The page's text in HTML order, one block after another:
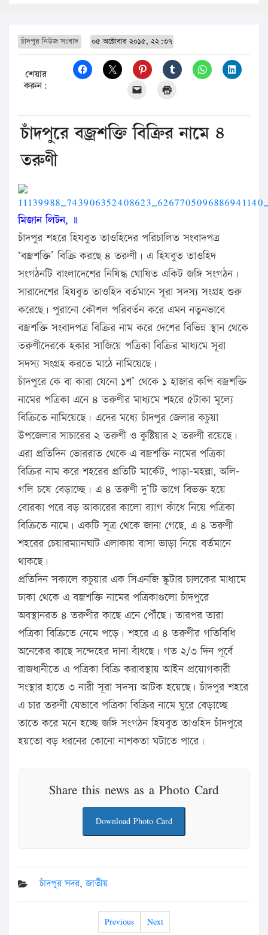
চাঁদপুর নিউজ সংবাদ ০৫ অক্টোবার ২০১৫, ২২:৩৭
শেয়ার
করুন:
চাঁদপুরে বজ্রশক্তি বিক্রির নামে ৪
তরুণী
মিজান লিটন, ॥
চাঁদপুর শহরে হিযবুত তাওহিদের পরিচালিত সংবাদপত্র
‘বজ্রশক্তি’ বিক্রি করছে ৪ তরুণী। এ হিযবুত তাওহিদ
সংগঠনটি বাংলাদেশের নিষিদ্ধ ঘোষিত একিট জঙ্গি সংগঠন।
সারাদেশের হিযবুত তাওহিদ বর্তমানে সূরা সদস্য সংগ্রহ শুরু
করেছে। পুরানো কৌশল পরিবর্তন করে এমন নতুনভাবে
বজ্রশক্তি সংবাদপত্র বিক্রির নাম করে দেশের বিভিন্ন স্থান থেকে
তরুণীদেরকে হকার সাজিয়ে পত্রিকা বিক্রির মাধ্যমে সূরা
সদস্য সংগ্রহ করতে মাঠে নামিয়েছে।
চাঁদপুরে কে বা কারা যেনো ১শ’ থেকে ১ হাজার কপি বজ্রশক্তি
নামের পত্রিকা এনে ৪ তরুণীর মাধ্যমে শহরে ৫টাকা মূল্যে
বিক্রিতে নামিয়েছে। এদের মধ্যে চাঁদপুর জেলার কচুয়া
উপজেলার সাচারের ২ তরুণী ও কুষ্টিয়ার ২ তরুণী রয়েছে।
এরা প্রতিদিন ভোররাত থেকে এ বজ্রশক্তি নামের পত্রিকা
বিক্রির নাম করে শহরের প্রতিটি মার্কেট, পাড়া-মহল্লা, অলি-
গলি চষে বেড়াচ্ছে। এ ৪ তরুণী দু’টি ভাগে বিভক্ত হয়ে
বোরকা পরে বড় আকারের কালো ব্যাগ কাঁধে নিয়ে পত্রিকা
বিক্রিতে নামে। একটি সূত্র থেকে জানা গেছে, এ ৪ তরুণী
শহরের চেয়ারম্যানঘাট এলাকায় বাসা ভাড়া নিয়ে বর্তমানে
থাকছে।
প্রতিদিন সকালে কচুয়ার এক সিএনজি স্কুটার চালকের মাধ্যমে
ঢাকা থেকে এ বজ্রশক্তি নামের পত্রিকাগুলো চাঁদপুরে
অবস্থানরত ৪ তরুণীর কাছে এনে পৌঁছে। তারপর তারা
পত্রিকা বিক্রিতে নেমে পড়ে। শহরে এ ৪ তরুণীর গতিবিধি
অনেকের কাছে সন্দেহের দানা বাঁধছে। গত ২/৩ দিন পূর্বে
রাজধানীতে এ পত্রিকা বিক্রি করাবস্থায় আইন প্রয়োগকারী
সংস্থার হাতে ৩ নারী সূরা সদস্য আটক হয়েছে। চাঁদপুর শহরে
এ চার তরুণী যেভাবে পত্রিকা বিক্রির নামে ঘুরে বেড়াচ্ছে
তাতে করে মনে হচ্ছে জঙ্গি সংগঠন হিযবুত তাওহিদ চাঁদপুরে
হয়তো বড় ধরনের কোনো নাশকতা ঘটাতে পারে।
Share this news as a Photo Card
Download Photo Card
চাঁদপুর সদর,জাতীয়
Previous Next